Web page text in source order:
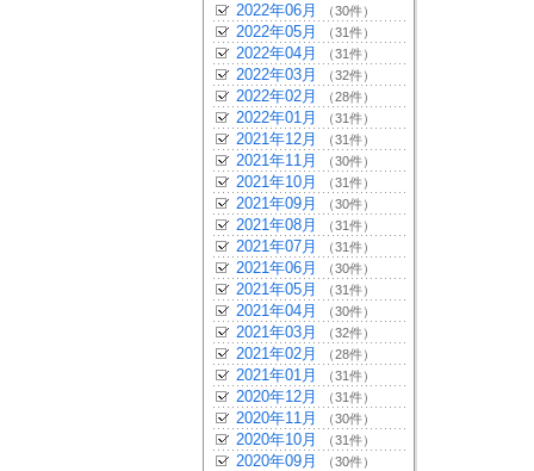
2022年06月 （30件）
2022年05月 （31件）
2022年04月 （31件）
2022年03月 （32件）
2022年02月 （28件）
2022年01月 （31件）
2021年12月 （31件）
2021年11月 （30件）
2021年10月 （31件）
2021年09月 （30件）
2021年08月 （31件）
2021年07月 （31件）
2021年06月 （30件）
2021年05月 （31件）
2021年04月 （30件）
2021年03月 （32件）
2021年02月 （28件）
2021年01月 （31件）
2020年12月 （31件）
2020年11月 （30件）
2020年10月 （31件）
2020年09月 （30件）